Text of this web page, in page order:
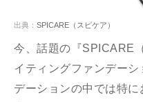
出典： SPICARE（スピケア）
今、話題の『SPICARE
イティングファンデー
デーションの中では特